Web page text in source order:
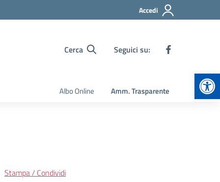
Accedi
Cerca Seguici su:
Albo Online Amm. Trasparente
Stampa / Condividi